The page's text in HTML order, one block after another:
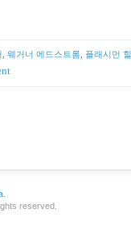
웨거너 에드스트롬 플래시먼
.
reserved.